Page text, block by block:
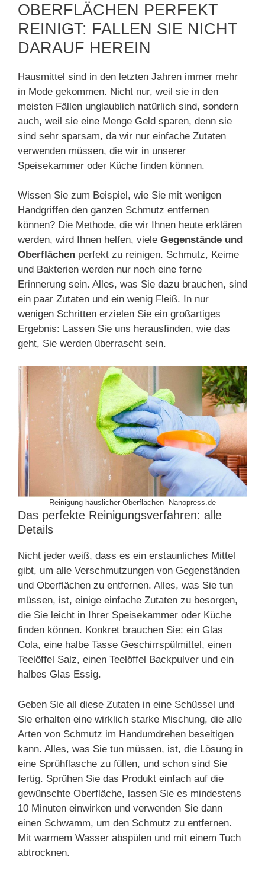
OBERFLÄCHEN PERFEKT
REINIGT: FALLEN SIE NICHT
DARAUF HEREIN
Hausmittel sind in den letzten Jahren immer mehr
in Mode gekommen. Nicht nur, weil sie in den
meisten Fällen unglaublich natürlich sind, sondern
auch, weil sie eine Menge Geld sparen, denn sie
sind sehr sparsam, da wir nur einfache Zutaten
verwenden müssen, die wir in unserer
Speisekammer oder Küche finden können.
Wissen Sie zum Beispiel, wie Sie mit wenigen
Handgriffen den ganzen Schmutz entfernen
können? Die Methode, die wir Ihnen heute erklären
werden, wird Ihnen helfen, viele Gegenstände und
Oberflächen perfekt zu reinigen. Schmutz, Keime
und Bakterien werden nur noch eine ferne
Erinnerung sein. Alles, was Sie dazu brauchen, sind
ein paar Zutaten und ein wenig Fleiß. In nur
wenigen Schritten erzielen Sie ein großartiges
Ergebnis: Lassen Sie uns herausfinden, wie das
geht, Sie werden überrascht sein.
Reinigung häuslicher Oberflächen -Nanopress.de
Das perfekte Reinigungsverfahren: alle
Details
Nicht jeder weiß, dass es ein erstaunliches Mittel
gibt, um alle Verschmutzungen von Gegenständen
und Oberflächen zu entfernen. Alles, was Sie tun
müssen, ist, einige einfache Zutaten zu besorgen,
die Sie leicht in Ihrer Speisekammer oder Küche
finden können. Konkret brauchen Sie: ein Glas
Cola, eine halbe Tasse Geschirrspülmittel, einen
Teelöffel Salz, einen Teelöffel Backpulver und ein
halbes Glas Essig.
Geben Sie all diese Zutaten in eine Schüssel und
Sie erhalten eine wirklich starke Mischung, die alle
Arten von Schmutz im Handumdrehen beseitigen
kann. Alles, was Sie tun müssen, ist, die Lösung in
eine Sprühflasche zu füllen, und schon sind Sie
fertig. Sprühen Sie das Produkt einfach auf die
gewünschte Oberfläche, lassen Sie es mindestens
10 Minuten einwirken und verwenden Sie dann
einen Schwamm, um den Schmutz zu entfernen.
Mit warmem Wasser abspülen und mit einem Tuch
abtrocknen.